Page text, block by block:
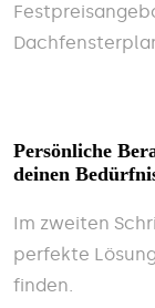
Persönliche
deinen
Im zweiten
perfekte
finden.